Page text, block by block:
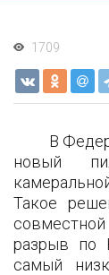
1709
В
новый
Такое
разрыв по
самый